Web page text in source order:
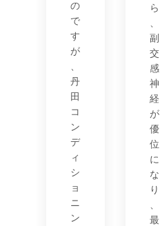
の
で
す
が
丹
田
コ
ン
デ
ィ
シ
ョ
ニ
ン
ら
副
交
感
神
経
が
優
位
に
な
り
最